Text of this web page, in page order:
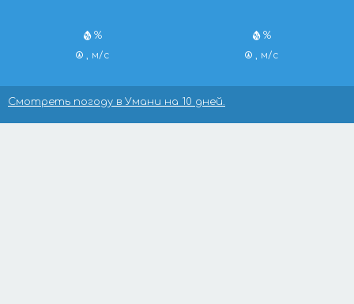
%
, м/с
%
, м/с
Смотреть погоду в Умани на 10 дней.